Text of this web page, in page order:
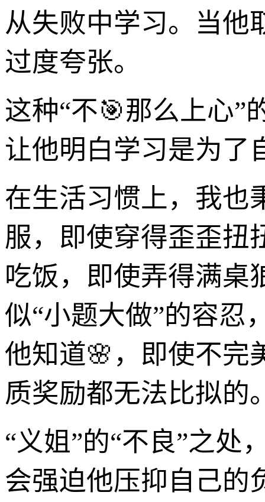
从失败中学习。当他
过度夸张。
这种“不🎯那么上心”
让他明白学习是为了
在生活习惯上，我也
服，即使穿得歪歪扭
吃饭，即使弄得满桌
似“小题大做”的容忍
他知道🌸，即使不完
质奖励都无法比拟的
“义姐”的“不良”之处
会强迫他压抑自己的